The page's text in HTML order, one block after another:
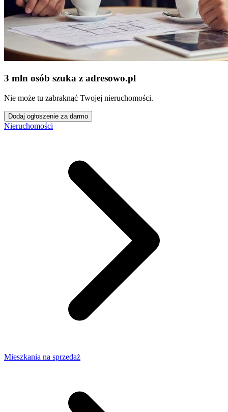
3 mln osób szuka z adresowo.pl
Nie może tu zabraknąć Twojej nieruchomości.
Dodaj ogłoszenie za darmo
Nieruchomości
Mieszkania na sprzedaż